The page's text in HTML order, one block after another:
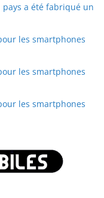
a été fabriqué un
les smartphones
les smartphones
les smartphones